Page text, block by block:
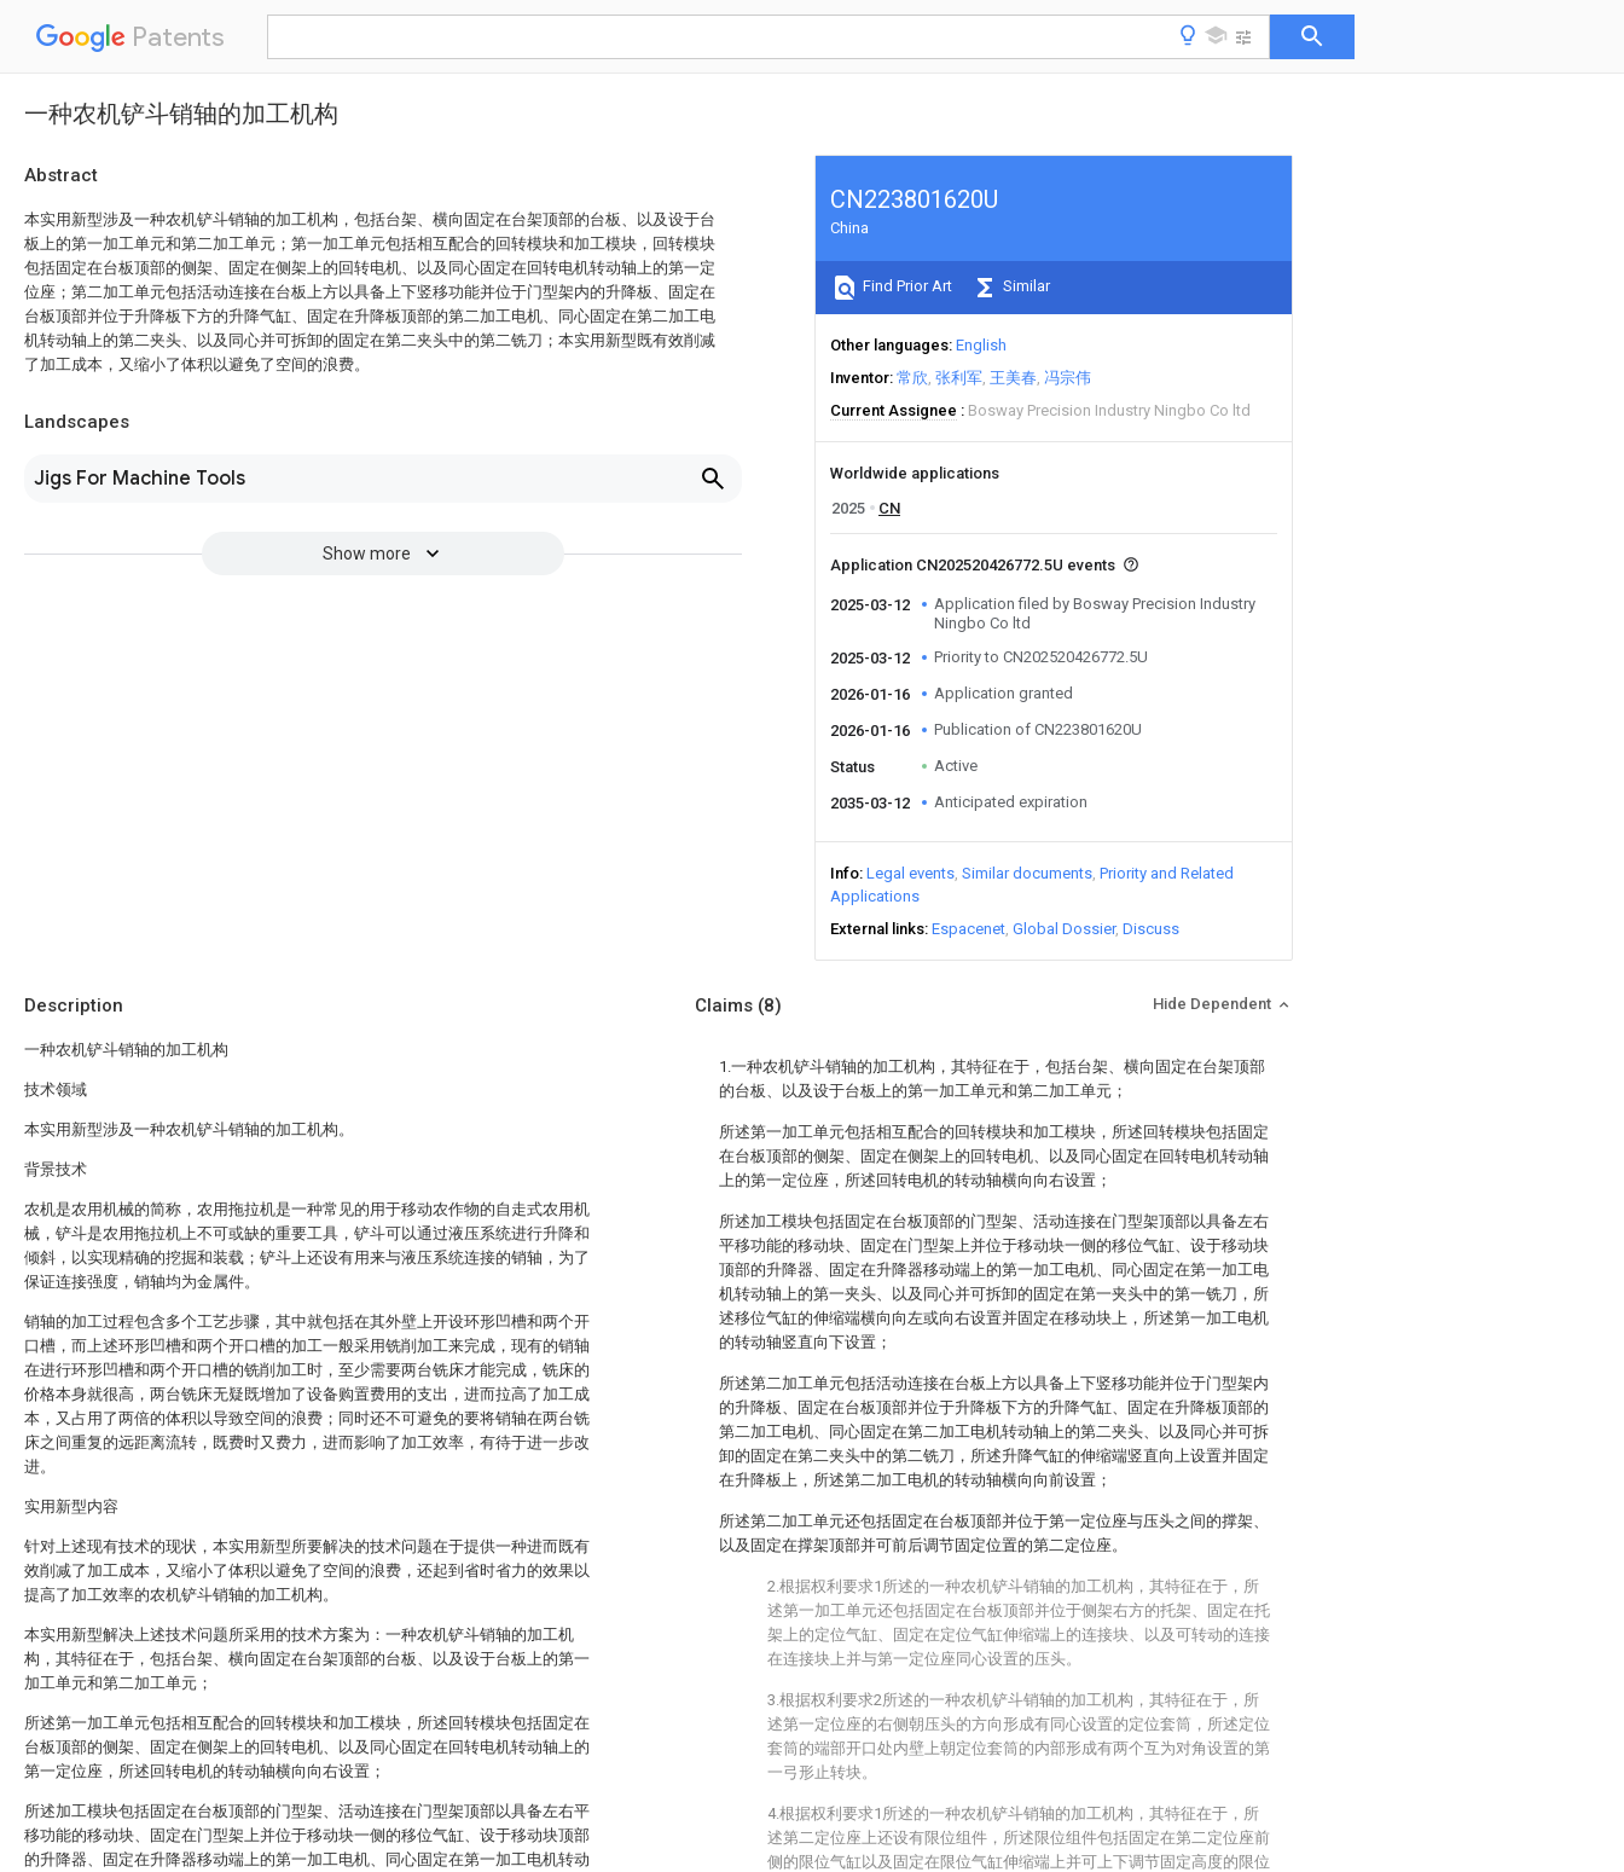
Patents
一种农机铲斗销轴的加工机构
Abstract
本实用新型涉及一种农机铲斗销轴的加工机构，包括台架、横向固定在台架顶部的台板、以及设于台
板上的第一加工单元和第二加工单元；第一加工单元包括相互配合的回转模块和加工模块，回转模块
包括固定在台板顶部的侧架、固定在侧架上的回转电机、以及同心固定在回转电机转动轴上的第一定
位座；第二加工单元包括活动连接在台板上方以具备上下竖移功能并位于门型架内的升降板、固定在
台板顶部并位于升降板下方的升降气缸、固定在升降板顶部的第二加工电机、同心固定在第二加工电
机转动轴上的第二夹头、以及同心并可拆卸的固定在第二夹头中的第二铣刀；本实用新型既有效削减
了加工成本，又缩小了体积以避免了空间的浪费。
Landscapes
Jigs For Machine Tools
Show more
CN223801620U
China
Find Prior Art Similar
Other languages English
Inventor 常欣 张利军 王美春 冯宗伟
Current Assignee
Bosway Precision Industry Ningbo Co ltd
Worldwide applications
2025
CN
Application CN202520426772.5U events
2025-03-12
Application filed by Bosway Precision Industry
Ningbo Co ltd
2025-03-12
Priority to CN202520426772.5U
2026-01-16 Application granted
2026-01-16 Publication of CN223801620U
Status Active
2035-03-12 Anticipated expiration
Info Legal events Similar documents Priority and Related
Applications
External links Espacenet Global Dossier Discuss
Description
一种农机铲斗销轴的加工机构
技术领域
本实用新型涉及一种农机铲斗销轴的加工机构。
背景技术
农机是农用机械的简称，农用拖拉机是一种常见的用于移动农作物的自走式农用机
械，铲斗是农用拖拉机上不可或缺的重要工具，铲斗可以通过液压系统进行升降和
倾斜，以实现精确的挖掘和装载‌；铲斗上还设有用来与液压系统连接的销轴，为了
保证连接强度，销轴均为金属件。
销轴的加工过程包含多个工艺步骤，其中就包括在其外壁上开设环形凹槽和两个开
口槽，而上述环形凹槽和两个开口槽的加工一般采用铣削加工来完成，现有的销轴
在进行环形凹槽和两个开口槽的铣削加工时，至少需要两台铣床才能完成，铣床的
价格本身就很高，两台铣床无疑既增加了设备购置费用的支出，进而拉高了加工成
本，又占用了两倍的体积以导致空间的浪费；同时还不可避免的要将销轴在两台铣
床之间重复的远距离流转，既费时又费力，进而影响了加工效率，有待于进一步改
进。
实用新型内容
针对上述现有技术的现状，本实用新型所要解决的技术问题在于提供一种进而既有
效削减了加工成本，又缩小了体积以避免了空间的浪费，还起到省时省力的效果以
提高了加工效率的农机铲斗销轴的加工机构。
本实用新型解决上述技术问题所采用的技术方案为：一种农机铲斗销轴的加工机
构，其特征在于，包括台架、横向固定在台架顶部的台板、以及设于台板上的第一
加工单元和第二加工单元；
所述第一加工单元包括相互配合的回转模块和加工模块，所述回转模块包括固定在
台板顶部的侧架、固定在侧架上的回转电机、以及同心固定在回转电机转动轴上的
第一定位座，所述回转电机的转动轴横向向右设置；
所述加工模块包括固定在台板顶部的门型架、活动连接在门型架顶部以具备左右平
移功能的移动块、固定在门型架上并位于移动块一侧的移位气缸、设于移动块顶部
的升降器、固定在升降器移动端上的第一加工电机、同心固定在第一加工电机转动
Claims (8) Hide Dependent
1.一种农机铲斗销轴的加工机构，其特征在于，包括台架、横向固定在台架顶部
的台板、以及设于台板上的第一加工单元和第二加工单元；
所述第一加工单元包括相互配合的回转模块和加工模块，所述回转模块包括固定
在台板顶部的侧架、固定在侧架上的回转电机、以及同心固定在回转电机转动轴
上的第一定位座，所述回转电机的转动轴横向向右设置；
所述加工模块包括固定在台板顶部的门型架、活动连接在门型架顶部以具备左右
平移功能的移动块、固定在门型架上并位于移动块一侧的移位气缸、设于移动块
顶部的升降器、固定在升降器移动端上的第一加工电机、同心固定在第一加工电
机转动轴上的第一夹头、以及同心并可拆卸的固定在第一夹头中的第一铣刀，所
述移位气缸的伸缩端横向向左或向右设置并固定在移动块上，所述第一加工电机
的转动轴竖直向下设置；
所述第二加工单元包括活动连接在台板上方以具备上下竖移功能并位于门型架内
的升降板、固定在台板顶部并位于升降板下方的升降气缸、固定在升降板顶部的
第二加工电机、同心固定在第二加工电机转动轴上的第二夹头、以及同心并可拆
卸的固定在第二夹头中的第二铣刀，所述升降气缸的伸缩端竖直向上设置并固定
在升降板上，所述第二加工电机的转动轴横向向前设置；
所述第二加工单元还包括固定在台板顶部并位于第一定位座与压头之间的撑架、
以及固定在撑架顶部并可前后调节固定位置的第二定位座。
2.根据权利要求1所述的一种农机铲斗销轴的加工机构，其特征在于，所
述第一加工单元还包括固定在台板顶部并位于侧架右方的托架、固定在托
架上的定位气缸、固定在定位气缸伸缩端上的连接块、以及可转动的连接
在连接块上并与第一定位座同心设置的压头。
3.根据权利要求2所述的一种农机铲斗销轴的加工机构，其特征在于，所
述第一定位座的右侧朝压头的方向形成有同心设置的定位套筒，所述定位
套筒的端部开口处内壁上朝定位套筒的内部形成有两个互为对角设置的第
一弓形止转块。
4.根据权利要求1所述的一种农机铲斗销轴的加工机构，其特征在于，所
述第二定位座上还设有限位组件，所述限位组件包括固定在第二定位座前
侧的限位气缸以及固定在限位气缸伸缩端上并可上下调节固定高度的限位